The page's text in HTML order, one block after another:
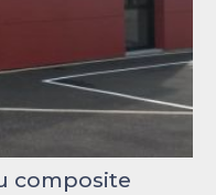
composite